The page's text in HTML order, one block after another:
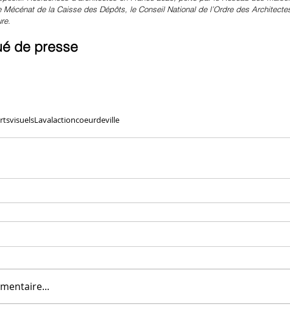
Mécénat de la Caisse des Dépôts, le Conseil National de l’Ordre des
de presse
Lavalactioncoeurdeville